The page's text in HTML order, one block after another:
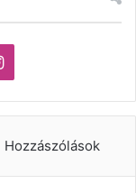
Instagram
Hozzászólások